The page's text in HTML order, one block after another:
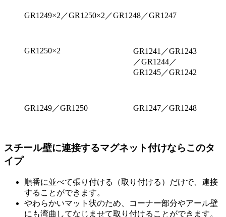
GR1249×2／GR1250×2／GR1248／GR1247
GR1250×2
GR1241／GR1243
／GR1244／
GR1245／GR1242
GR1249／GR1250 GR1247／GR1248
スチール壁に連接するマグネット付けならこのタ
イプ
順番に並べて張り付ける（取り付ける）だけで、連接
することができます。
やわらかいマット状のため、コーナー部分やアール壁
にも湾曲してなじませて取り付けることができます。